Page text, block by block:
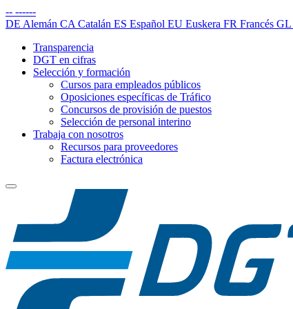
-- ------
DE Alemán CA Catalán ES Español EU Euskera FR Francés GL
Transparencia
DGT en cifras
Selección y formación
Cursos para empleados públicos
Oposiciones específicas de Tráfico
Concursos de provisión de puestos
Selección de personal interino
Trabaja con nosotros
Recursos para proveedores
Factura electrónica